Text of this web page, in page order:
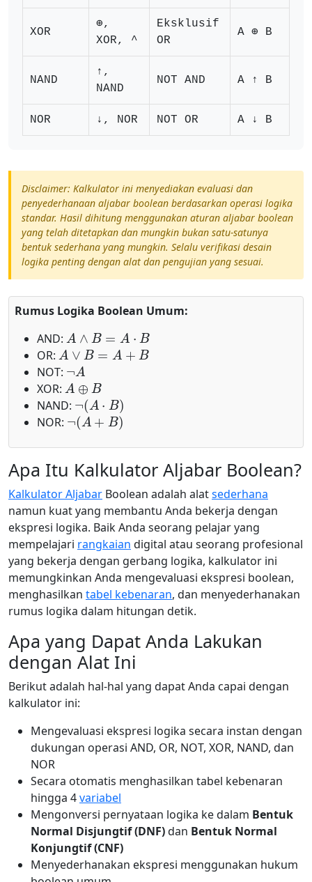
XOR
⊕,
XOR, ^
Eksklusif
OR
A ⊕ B
NAND
↑,
NAND
NOT AND A ↑ B
NOR ↓, NOR NOT OR A ↓ B
Disclaimer: Kalkulator ini menyediakan evaluasi dan
penyederhanaan aljabar boolean berdasarkan operasi logika
standar. Hasil dihitung menggunakan aturan aljabar boolean
yang telah ditetapkan dan mungkin bukan satu-satunya
bentuk sederhana yang mungkin. Selalu verifikasi desain
logika penting dengan alat dan pengujian yang sesuai.
Rumus Logika Boolean Umum:
AND:
A =
OR:
A∨ B=A +B
NOT:
¬ A
XOR:
A⊕B
NAND:
¬(A⋅B )
NOR:
¬ A+B)
Apa Itu Kalkulator Aljabar Boolean?
Kalkulator Aljabar Boolean adalah alatsederhana
namun kuat yang membantu Anda bekerja dengan
ekspresi logika. Baik Anda seorang pelajar yang
mempelajari rangkaian digital atau seorang profesional
yang bekerja dengan gerbang logika, kalkulator ini
memungkinkan Anda mengevaluasi ekspresi boolean,
menghasilkan tabel kebenaran, dan menyederhanakan
rumus logika dalam hitungan detik.
Apa yang Dapat Anda Lakukan
dengan Alat Ini
Berikut adalah hal-hal yang dapat Anda capai dengan
kalkulator ini:
Mengevaluasi ekspresi logika secara instan dengan
dukungan operasi AND, OR, NOT, XOR, NAND, dan
NOR
Secara otomatis menghasilkan tabel kebenaran
hingga 4variabel
Mengonversi pernyataan logika ke dalam Bentuk
Normal Disjungtif (DNF)dan Bentuk Normal
Konjungtif (CNF)
Menyederhanakan ekspresi menggunakan hukum